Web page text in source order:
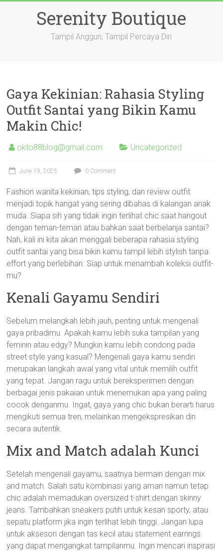
Serenity Boutique
Tampil Anggun, Tampil Percaya Diri
Gaya Kekinian: Rahasia Styling
Outfit Santai yang Bikin Kamu
Makin Chic!
okto88blog@gmail.com Uncategorized
June 19, 2025 0 Comment
Fashion wanita kekinian, tips styling, dan review outfit
menjadi topik hangat yang sering dibahas di kalangan anak
muda. Siapa sih yang tidak ingin terlihat chic saat hangout
dengan teman-teman atau bahkan saat berbelanja santai?
Nah, kali ini kita akan menggali beberapa rahasia styling
outfit santai yang bisa bikin kamu tampil lebih stylish tanpa
effort yang berlebihan. Siap untuk menambah koleksi outfit-
mu?
Kenali Gayamu Sendiri
Sebelum melangkah lebih jauh, penting untuk mengenali
gaya pribadimu. Apakah kamu lebih suka tampilan yang
feminin atau edgy? Mungkin kamu lebih condong pada
street style yang kasual? Mengenali gaya kamu sendiri
merupakan langkah awal yang vital untuk memilih outfit
yang tepat. Jangan ragu untuk bereksperimen dengan
berbagai jenis pakaian untuk menemukan apa yang paling
cocok denganmu. Ingat, gaya yang chic bukan berarti harus
mengikuti semua tren, melainkan mengekspresikan diri
secara autentik.
Mix and Match adalah Kunci
Setelah mengenali gayamu, saatnya bermain dengan mix
and match. Salah satu kombinasi yang aman namun tetap
chic adalah memadukan oversized t-shirt dengan skinny
jeans. Tambahkan sneakers putih untuk kesan sporty, atau
sepatu platform jika ingin terlihat lebih tinggi. Jangan lupa
untuk aksesori dengan tas kecil atau statement earrings
yang dapat mengangkat tampilanmu. Ingin mencari inspirasi